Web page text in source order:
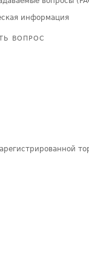
информация
ВОПРОС